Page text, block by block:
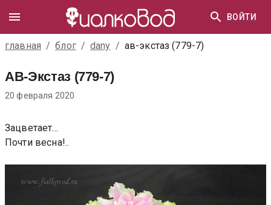
ВОЙТИ
главная / блог / dany / ав-экстаз (779-7)
АВ-Экстаз (779-7)
20 февраля 2020
Зацветает...
Почти весна!..